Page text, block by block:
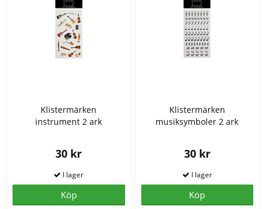
Klistermärken
instrument 2 ark
30 kr
Köp
Klistermärken
musiksymboler 2 ark
30 kr
Köp